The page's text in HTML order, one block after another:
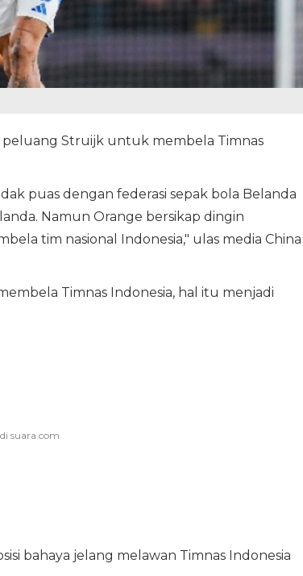
peluang Struijk untuk membela Timnas
puas dengan federasi sepak bola Belanda
Namun Orange bersikap dingin
tim nasional Indonesia," ulas media China
Timnas Indonesia, hal itu menjadi
bahaya jelang melawan Timnas Indonesia